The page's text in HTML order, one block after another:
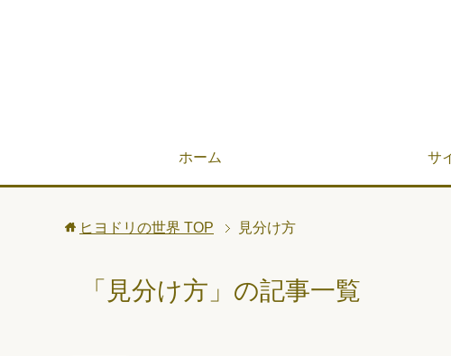
ホーム サ
ヒヨドリの世界 TOP 見分け方
「見分け方」の記事一覧